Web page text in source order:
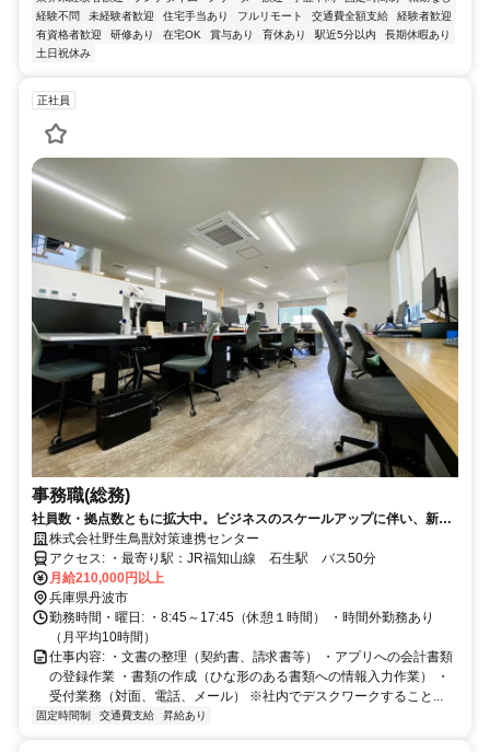
経験不問
未経験者歓迎 住宅手当あり フルリモート 交通費全額支給
経験者歓迎
有資格者歓迎
研修あり 在宅OK 賞与あり 育休あり 駅近5分以内
長期休暇あり
土日祝休み
正社員
事務職(総務)
社員数・拠点数ともに拡大中。ビジネスのスケールアップに伴い、新た
な仲間を募集します。
株式会社野生鳥獣対策連携センター
アクセス: ・最寄り駅：JR福知山線 石生駅 バス50分
月給210,000円以上
兵庫県丹波市
勤務時間・曜日: ・8:45～17:45（休憩１時間） ・時間外勤務あり
（月平均10時間）
仕事内容: ・文書の整理（契約書、請求書等） ・アプリへの会計書類
の登録作業 ・書類の作成（ひな形のある書類への情報入力作業） ・
受付業務（対面、電話、メール） ※社内でデスクワークすること...
固定時間制 交通費支給 昇給あり